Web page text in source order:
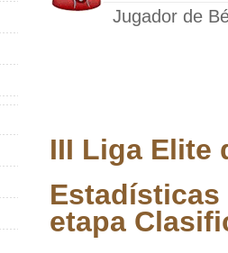
Jugador de
III Liga Elite
etapa